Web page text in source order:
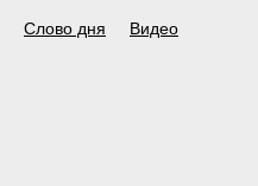
Слово дня Видео